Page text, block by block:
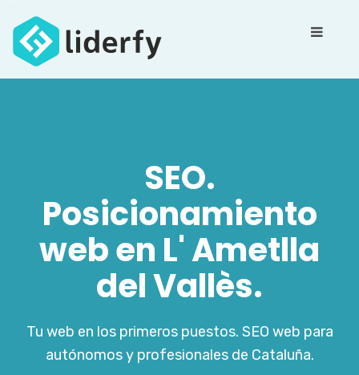
SEO.
Posicionamiento
web en L' Ametlla
del Vallès.
Tu web en los primeros puestos. SEO web para
autónomos y profesionales de Cataluña.